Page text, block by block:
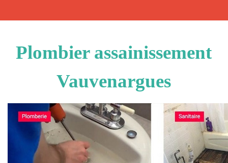
Plombier assainissement
Vauvenargues